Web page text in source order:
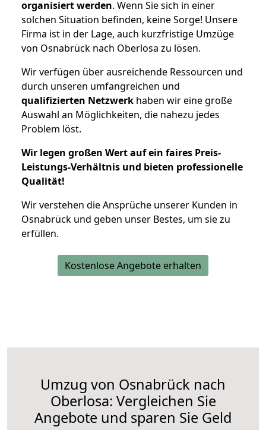
organisiert werden. Wenn Sie sich in einer
solchen Situation befinden, keine Sorge! Unsere
Firma ist in der Lage, auch kurzfristige Umzüge
von Osnabrück nach Oberlosa zu lösen.
Wir verfügen über ausreichende Ressourcen und
durch unseren umfangreichen und
qualifizierten Netzwerk haben wir eine große
Auswahl an Möglichkeiten, die nahezu jedes
Problem löst.
Wir legen großen Wert auf ein faires Preis-
Leistungs-Verhältnis und bieten professionelle
Qualität!
Wir verstehen die Ansprüche unserer Kunden in
Osnabrück und geben unser Bestes, um sie zu
erfüllen.
Kostenlose Angebote erhalten
Umzug von Osnabrück nach
Oberlosa: Vergleichen Sie
Angebote und sparen Sie Geld